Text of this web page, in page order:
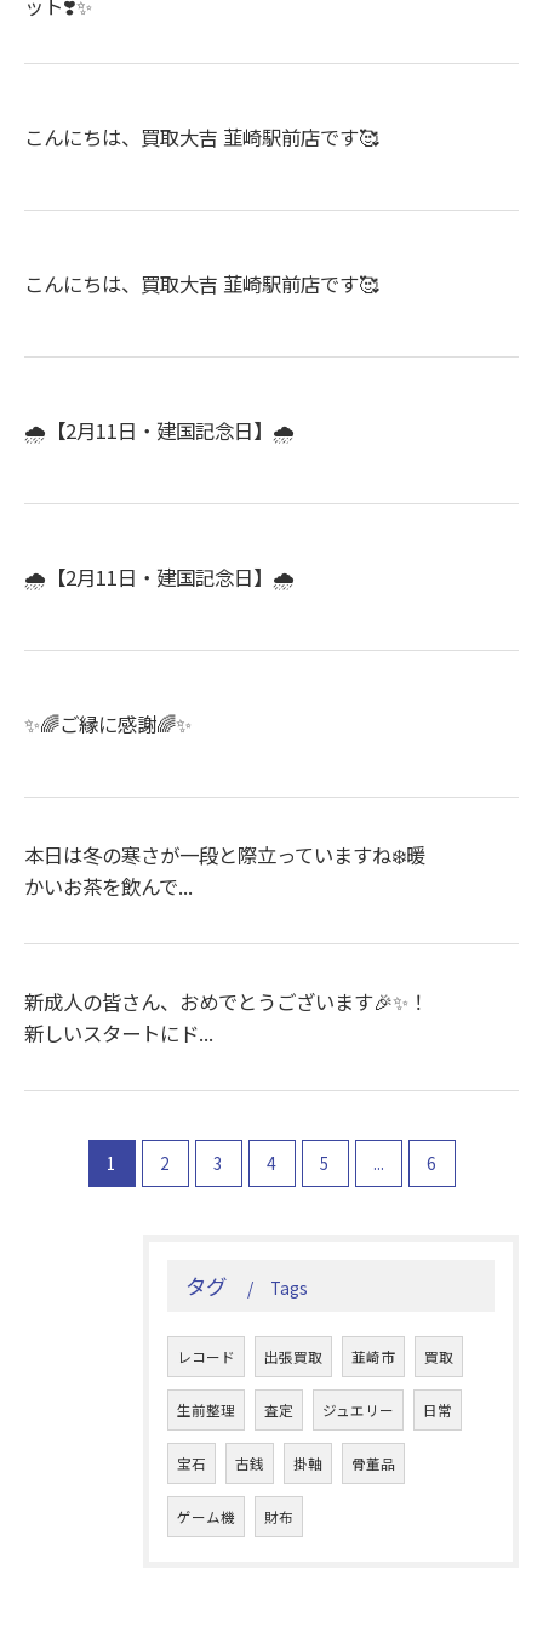
ット❣️✨
こんにちは、買取大吉 韮崎駅前店です🥰
こんにちは、買取大吉 韮崎駅前店です🥰
🌧️【2月11日・建国記念日】🌧️
🌧️【2月11日・建国記念日】🌧️
✨🌈ご縁に感謝🌈✨
本日は冬の寒さが一段と際立っていますね❄️暖
かいお茶を飲んで...
新成人の皆さん、おめでとうございます🎉✨！
新しいスタートにド...
1 2 3 4 5 ... 6
タグ Tags
レコード 出張買取 韮崎市 買取
生前整理 査定 ジュエリー 日常
宝石 古銭 掛軸 骨董品
ゲーム機 財布